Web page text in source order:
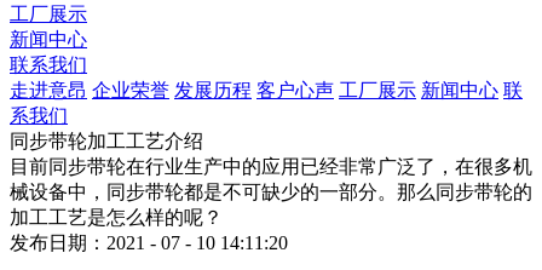
工厂展示
新闻中心
联系我们
走进意昂 企业荣誉 发展历程 客户心声 工厂展示 新闻中心 联
系我们
同步带轮加工工艺介绍
目前同步带轮在行业生产中的应用已经非常广泛了，在很多机
械设备中，同步带轮都是不可缺少的一部分。那么同步带轮的
加工工艺是怎么样的呢？
发布日期：2021 - 07 - 10 14:11:20